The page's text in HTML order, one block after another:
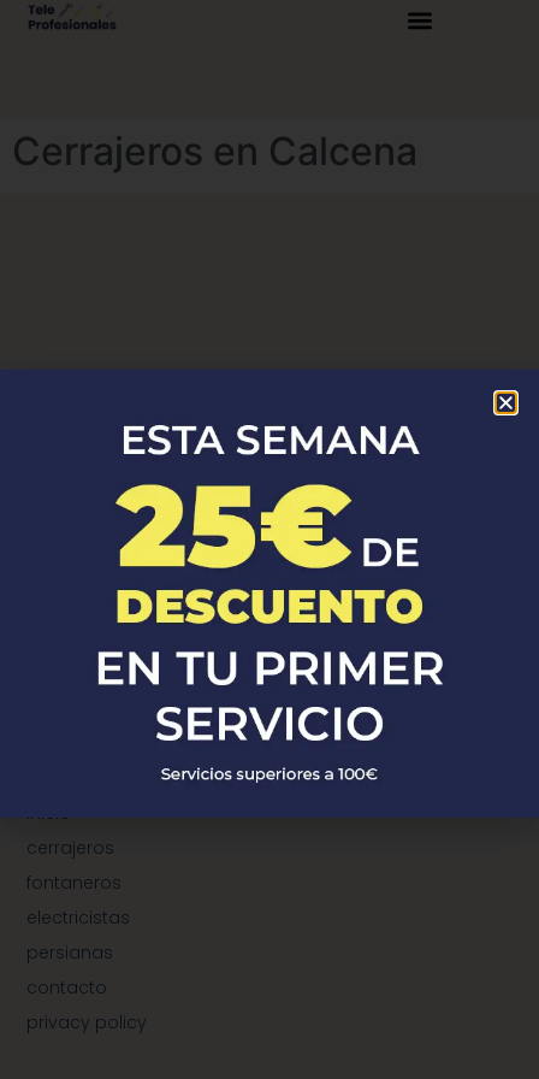
Cerrajeros en Calcena
TeleProfersionales
inicio
cerrajeros
fontaneros
electricistas
persianas
contacto
privacy policy
¿Donde Estamos?
¿dónde estamos?
municipios de cerrajeros
municipios de fontaneros
municipios de electricistas
municipios de instalación de persianas